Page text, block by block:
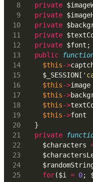
private
private
private
private
private $font;
public
$this->
    $_SESSION[
$this->
$this->
$this->
$this->
  }
private
    $characters
for($i = 0;